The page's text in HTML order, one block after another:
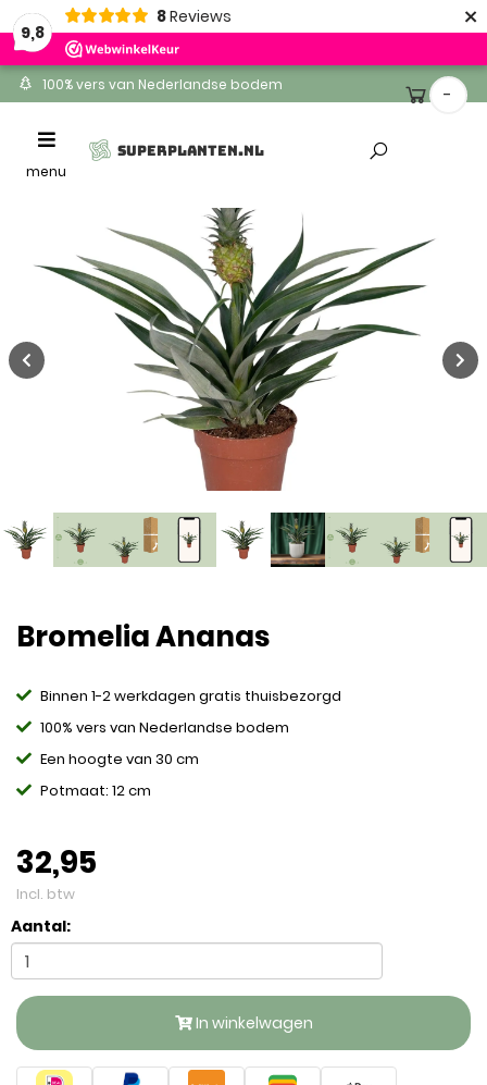
9,8
8Reviews ×
100% vers van Nederlandse bodem
Altijd gratis levering
Toggle
navigation
menu
SUPERPLANTEN.NL
-
Bromelia Ananas
Binnen 1-2 werkdagen gratis thuisbezorgd
100% vers van Nederlandse bodem
Een hoogte van 30 cm
Potmaat: 12 cm
32,95
Incl. btw
Aantal:
In winkelwagen